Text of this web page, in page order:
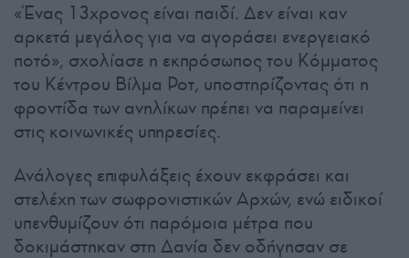
«Ένας 13χρονος είναι παιδί. Δεν είναι καν
αρκετά μεγάλος για να αγοράσει ενεργειακό
ποτό», σχολίασε η εκπρόσωπος του Κόμματος
του Κέντρου Βίλμα Ροτ, υποστηρίζοντας ότι η
φροντίδα των ανηλίκων πρέπει να παραμείνει
στις κοινωνικές υπηρεσίες.
Ανάλογες επιφυλάξεις έχουν εκφράσει και
στελέχη των σωφρονιστικών Αρχών, ενώ ειδικοί
υπενθυμίζουν ότι παρόμοια μέτρα που
δοκιμάστηκαν στη Δανία δεν οδήγησαν σε